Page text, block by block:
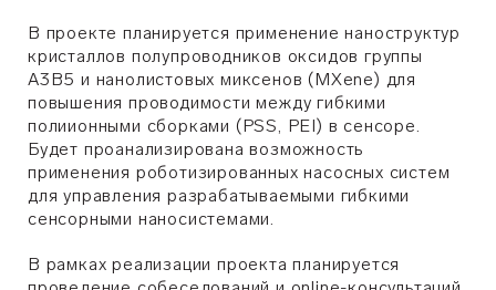
В проекте планируется применение наноструктур
кристаллов полупроводников оксидов группы
A3B5 и нанолистовых миксенов (MXene) для
повышения проводимости между гибкими
полиионными сборками (PSS, PEI) в сенсоре.
Будет проанализирована возможность
применения роботизированных насосных систем
для управления разрабатываемыми гибкими
сенсорными наносистемами.
В рамках реализации проекта планируется